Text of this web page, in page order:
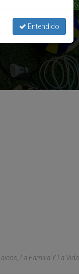
el futuro”
La Familia Y La Vida
Entendido